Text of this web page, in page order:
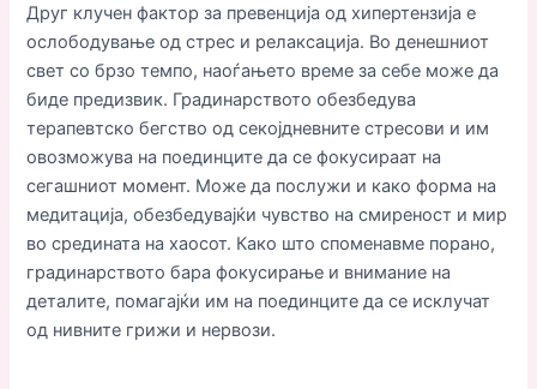
Друг клучен фактор за превенција од хипертензија е
ослободување од стрес и релаксација. Во денешниот
свет со брзо темпо, наоѓањето време за себе може да
биде предизвик. Градинарството обезбедува
терапевтско бегство од секојдневните стресови и им
овозможува на поединците да се фокусираат на
сегашниот момент. Може да послужи и како форма на
медитација, обезбедувајќи чувство на смиреност и мир
во средината на хаосот. Како што споменавме порано,
градинарството бара фокусирање и внимание на
деталите, помагајќи им на поединците да се исклучат
од нивните грижи и нервози.